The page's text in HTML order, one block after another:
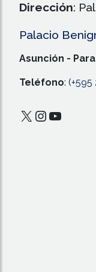
Dirección:
Palacio
Asunción -
Teléfono: (+595
X Instagram